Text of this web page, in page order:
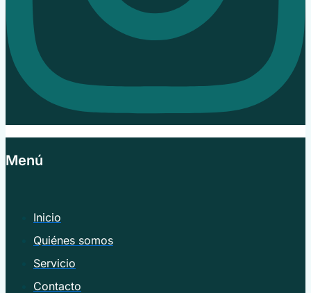
Menú
Inicio
Quiénes somos
Servicio
Contacto